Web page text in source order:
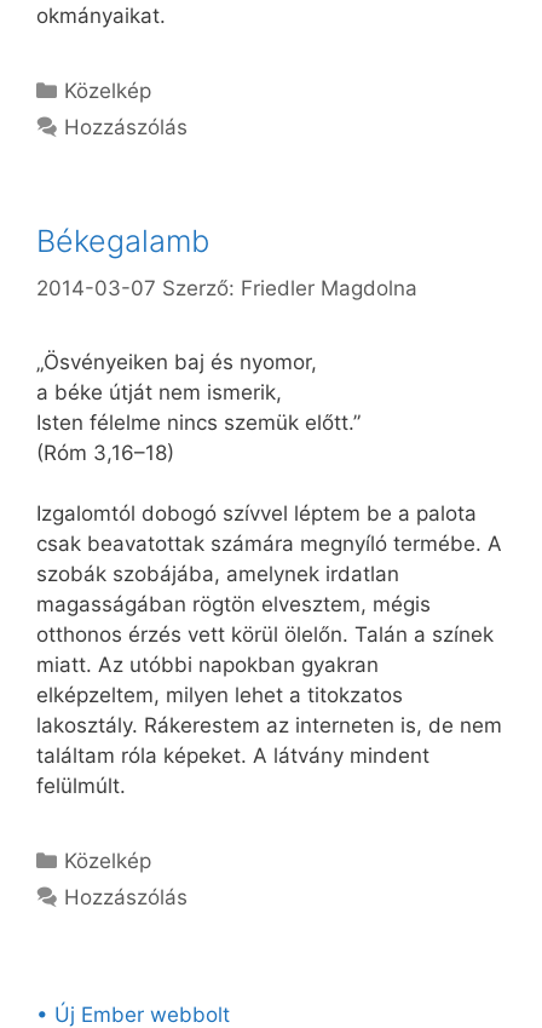
okmányaikat.
Kategória
Közelkép
Hozzászólás
Békegalamb
2014-03-07 Szerző: Friedler Magdolna
„Ösvényeiken baj és nyomor,
a béke útját nem ismerik,
Isten félelme nincs szemük előtt.”
(Róm 3,16–18)
Izgalomtól dobogó szívvel léptem be a palota
csak beavatottak számára megnyíló termébe. A
szobák szobájába, amelynek irdatlan
magasságában rögtön elvesztem, mégis
otthonos érzés vett körül ölelőn. Talán a színek
miatt. Az utóbbi napokban gyakran
elképzeltem, milyen lehet a titokzatos
lakosztály. Rákerestem az interneten is, de nem
találtam róla képeket. A látvány mindent
felülmúlt.
Kategória
Közelkép
Hozzászólás
• Új Ember webbolt